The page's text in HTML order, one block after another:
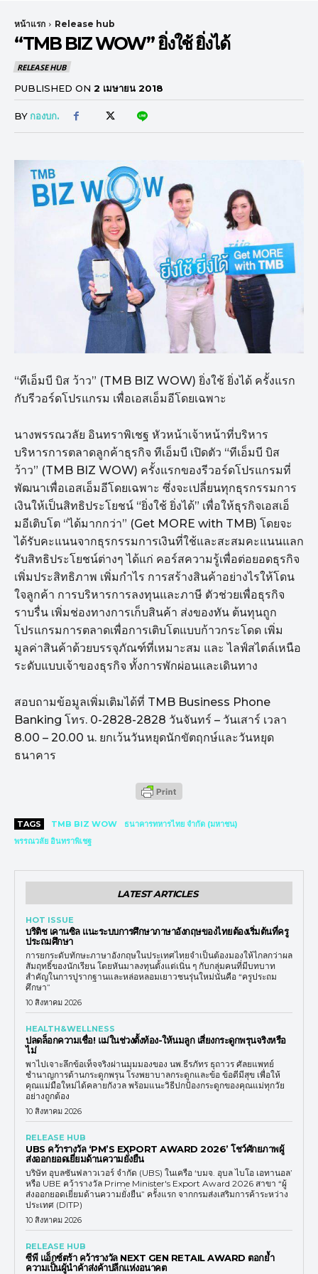
หน้าแรก Release hub
“TMB BIZ WOW” ยิ่งใช้ ยิ่งได้
RELEASE HUB
PUBLISHED ON 2 เมษายน 2018
BY กองบก.
“ทีเอ็มบี บิส ว้าว” (TMB BIZ WOW) ยิ่งใช้ ยิ่งได้ ครั้งแรก
กับรีวอร์ดโปรแกรม เพื่อเอสเอ็มอีโดยเฉพาะ
นางพรรณวลัย อินทราพิเชฐ หัวหน้าเจ้าหน้าที่บริหาร
บริหารการตลาดลูกค้าธุรกิจ ทีเอ็มบี เปิดตัว “ทีเอ็มบี บิส
ว้าว” (TMB BIZ WOW) ครั้งแรกของรีวอร์ดโปรแกรมที่
พัฒนาเพื่อเอสเอ็มอีโดยเฉพาะ ซึ่งจะเปลี่ยนทุกธุรกรรมการ
เงินให้เป็นสิทธิประโยชน์ “ยิ่งใช้ ยิ่งได้” เพื่อให้ธุรกิจเอสเอ็
มอีเติบโต “ได้มากกว่า” (Get MORE with TMB) โดยจะ
ได้รับคะแนนจากธุรกรรมการเงินที่ใช้และสะสมคะแนนแลก
รับสิทธิประโยชน์ต่างๆ ได้แก่ คอร์สความรู้เพื่อต่อยอดธุรกิจ
เพิ่มประสิทธิภาพ เพิ่มกำไร การสร้างสินค้าอย่างไรให้โดน
ใจลูกค้า การบริหารการลงทุนและภาษี ตัวช่วยเพื่อธุรกิจ
ราบรื่น เพิ่มช่องทางการเก็บสินค้า ส่งของทัน ต้นทุนถูก
โปรแกรมการตลาดเพื่อการเติบโตแบบก้าวกระโดด เพิ่ม
มูลค่าสินค้าด้วยบรรจุภัณฑ์ที่เหมาะสม และ ไลฟ์สไตล์เหนือ
ระดับแบบเจ้าของธุรกิจ ทั้งการพักผ่อนและเดินทาง
สอบถามข้อมูลเพิ่มเติมได้ที่ TMB Business Phone
Banking โทร. 0-2828-2828 วันจันทร์ – วันเสาร์ เวลา
8.00 – 20.00 น. ยกเว้นวันหยุดนักขัตฤกษ์และวันหยุด
ธนาคาร
TAGS TMB BIZ WOW
ธนาคารทหารไทย จำกัด (มหาชน)
พรรณวลัย อินทราพิเชฐ
LATEST ARTICLES
HOT ISSUE
บริติช เคานซิล แนะระบบการศึกษาภาษาอังกฤษของไทยต้องเริ่มต้นที่ครู
ประถมศึกษา
การยกระดับทักษะภาษาอังกฤษในประเทศไทยจำเป็นต้องมองให้ไกลกว่าผล
สัมฤทธิ์ของนักเรียน โดยหันมาลงทุนตั้งแต่เนิ่น ๆ กับกลุ่มคนที่มีบทบาท
สำคัญในการปูรากฐานและหล่อหลอมเยาวชนรุ่นใหม่นั่นคือ “ครูประถม
ศึกษา”
10 สิงหาคม 2026
HEALTH&WELLNESS
ปลดล็อกความเชื่อ! แม่ในช่วงตั้งท้อง-ให้นมลูก เสี่ยงกระดูกพรุนจริงหรือ
ไม่
พาไปเจาะลึกข้อเท็จจริงผ่านมุมมองของ นพ.ธีรภัทร ธุถาวร ศัลยแพทย์
ชำนาญการด้านกระดูกพรุน โรงพยาบาลกระดูกและข้อ ข้อดีมีสุข เพื่อให้
คุณแม่มือใหม่ได้คลายกังวล พร้อมแนะวิธีปกป้องกระดูกของคุณแม่ทุกวัย
อย่างถูกต้อง
10 สิงหาคม 2026
RELEASE HUB
UBS คว้ารางวัล ‘PM’S EXPORT AWARD 2026’ โชว์ศักยภาพผู้
ส่งออกยอดเยี่ยมด้านความยั่งยืน
บริษัท อุบลซันฟลาวเวอร์ จำกัด (UBS) ในเครือ ‘บมจ. อุบล ไบโอ เอทานอล’
หรือ UBE คว้ารางวัล Prime Minister's Export Award 2026 สาขา “ผู้
ส่งออกยอดเยี่ยมด้านความยั่งยืน” ครั้งแรก จากกรมส่งเสริมการค้าระหว่าง
ประเทศ (DITP)
10 สิงหาคม 2026
RELEASE HUB
ซีพี แอ็กซ์ตร้า คว้ารางวัล NEXT GEN RETAIL AWARD ตอกย้ำ
ความเป็นผู้นำค้าส่งค้าปลีกแห่งอนาคต